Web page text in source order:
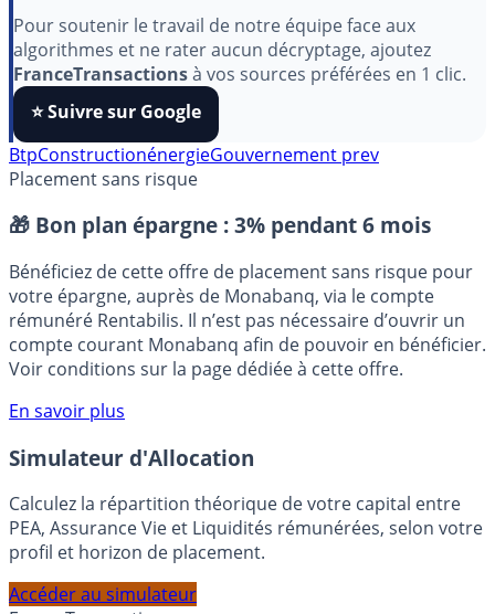
Pour soutenir le travail de notre équipe face aux
algorithmes et ne rater aucun décryptage, ajoutez
FranceTransactionsà vos sources préférées en 1 clic.
⭐️ Suivre sur Google
BtpConstructionénergie
Placement sans risque
🎁 Bon plan épargne : 3% pendant 6 mois
Bénéficiez de cette offre de placement sans risque pour
votre épargne, auprès de Monabanq, via le compte
rémunéré Rentabilis. Il n’est pas nécessaire d’ouvrir un
compte courant Monabanq afin de pouvoir en bénéficier.
Voir conditions sur la page dédiée à cette offre.
En savoir plus
Simulateur d'Allocation
Calculez la répartition théorique de votre capital entre
PEA, Assurance Vie et Liquidités rémunérées, selon votre
profil et horizon de placement.